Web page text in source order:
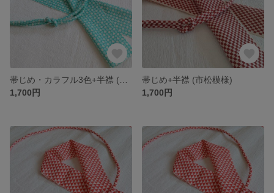
1,700円
帯じめ+半襟 (市松模様)
1,700円